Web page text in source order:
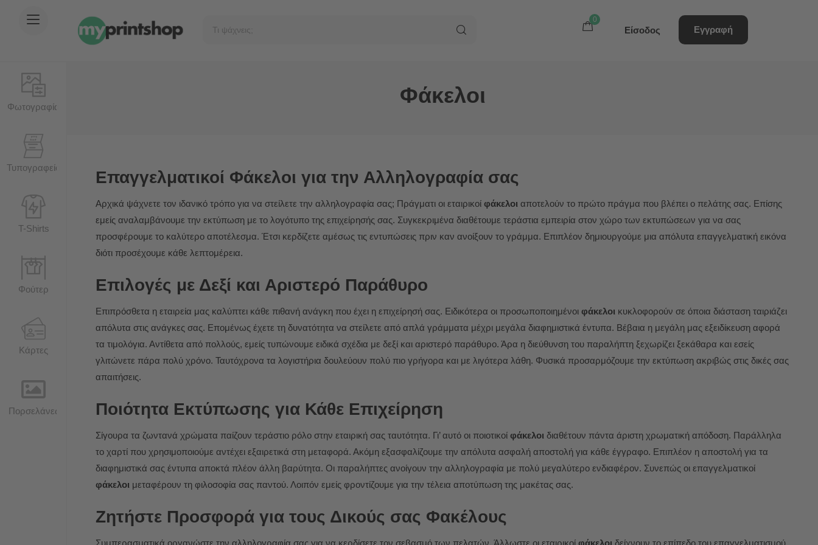
0
Είσοδος Εγγραφή
0
Είσοδος Εγγραφή
Φωτογραφία
Τυπογραφείο
T-Shirts
Φούτερ
Κάρτες
Πορσελάνες
Φάκελοι
Επαγγελματικοί Φάκελοι για την Αλληλογραφία σας
Αρχικά ψάχνετε τον ιδανικό τρόπο για να στείλετε την αλληλογραφία σας; Πράγματι οι εταιρικοί φάκελοι αποτελούν το πρώτο πράγμα που βλέπει ο πελάτης σας. Επίσης
εμείς αναλαμβάνουμε την εκτύπωση με το λογότυπο της επιχείρησής σας. Συγκεκριμένα διαθέτουμε τεράστια εμπειρία στον χώρο των εκτυπώσεων για να σας
προσφέρουμε το καλύτερο αποτέλεσμα. Έτσι κερδίζετε αμέσως τις εντυπώσεις πριν καν ανοίξουν το γράμμα. Επιπλέον δημιουργούμε μια απόλυτα επαγγελματική εικόνα
διότι προσέχουμε κάθε λεπτομέρεια.
Επιλογές με Δεξί και Αριστερό Παράθυρο
Επιπρόσθετα η εταιρεία μας καλύπτει κάθε πιθανή ανάγκη που έχει η επιχείρησή σας. Ειδικότερα οι προσωποποιημένοι φάκελοι κυκλοφορούν σε όποια διάσταση ταιριάζει
απόλυτα στις ανάγκες σας. Επομένως έχετε τη δυνατότητα να στείλετε από απλά γράμματα μέχρι μεγάλα διαφημιστικά έντυπα. Βέβαια η μεγάλη μας εξειδίκευση αφορά
τα τιμολόγια. Αντίθετα από πολλούς, εμείς τυπώνουμε ειδικά σχέδια με δεξί και αριστερό παράθυρο. Άρα η διεύθυνση του παραλήπτη ξεχωρίζει ξεκάθαρα και εσείς
γλιτώνετε πάρα πολύ χρόνο. Ταυτόχρονα τα λογιστήρια δουλεύουν πολύ πιο γρήγορα και με λιγότερα λάθη. Φυσικά προσαρμόζουμε την εκτύπωση ακριβώς στις δικές σας
απαιτήσεις.
Ποιότητα Εκτύπωσης για Κάθε Επιχείρηση
Σίγουρα τα ζωντανά χρώματα παίζουν τεράστιο ρόλο στην εταιρική σας ταυτότητα. Γι’ αυτό οι ποιοτικοί φάκελοι διαθέτουν πάντα άριστη χρωματική απόδοση. Παράλληλα
το χαρτί που χρησιμοποιούμε αντέχει εξαιρετικά στη μεταφορά. Ακόμη εξασφαλίζουμε την απόλυτα ασφαλή αποστολή για κάθε έγγραφο. Επιπλέον η αποστολή για τα
διαφημιστικά σας έντυπα αποκτά πλέον άλλη βαρύτητα. Οι παραλήπτες ανοίγουν την αλληλογραφία με πολύ μεγαλύτερο ενδιαφέρον. Συνεπώς οι επαγγελματικοί
φάκελοι μεταφέρουν τη φιλοσοφία σας παντού. Λοιπόν εμείς φροντίζουμε για την τέλεια αποτύπωση της μακέτας σας.
Ζητήστε Προσφορά για τους Δικούς σας Φακέλους